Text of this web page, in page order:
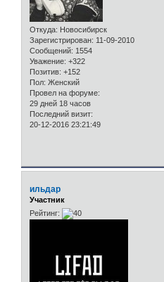
Откуда: Новосибирск
Зарегистрирован: 11-09-2010
Сообщений: 1554
Уважение: +322
Позитив: +152
Пол: Женский
Провел на форуме:
29 дней 18 часов
Последний визит:
20-12-2016 23:21:49
ильдар
Участник
Рейтинг: